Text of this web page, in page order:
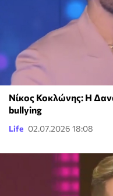
Νίκος Κοκλώνης: Η
bullying
Life 02.07.2026 18:08